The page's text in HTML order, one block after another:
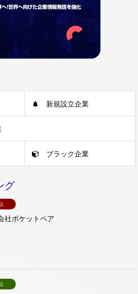
新規設立企業
ブラック企業
グ
社ポケットペア